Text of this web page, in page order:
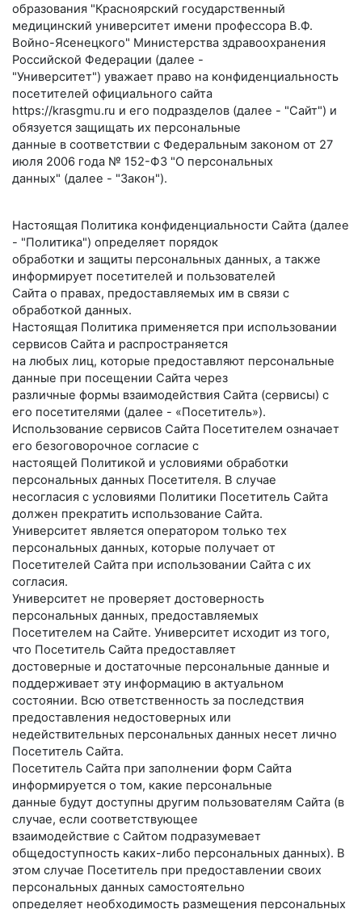
образования "Красноярский государственный
медицинский университет имени профессора В.Ф.
Войно-Ясенецкого" Министерства здравоохранения
Российской Федерации (далее -
"Университет") уважает право на конфиденциальность
посетителей официального сайта
https://krasgmu.ru и его подразделов (далее - "Сайт") и
обязуется защищать их персональные
данные в соответствии с Федеральным законом от 27
июля 2006 года № 152-ФЗ "О персональных
данных" (далее - "Закон").
Настоящая Политика конфиденциальности Сайта (далее
- "Политика") определяет порядок
обработки и защиты персональных данных, а также
информирует посетителей и пользователей
Сайта о правах, предоставляемых им в связи с
обработкой данных.
Настоящая Политика применяется при использовании
сервисов Сайта и распространяется
на любых лиц, которые предоставляют персональные
данные при посещении Сайта через
различные формы взаимодействия Сайта (сервисы) с
его посетителями (далее - «Посетитель»).
Использование сервисов Сайта Посетителем означает
его безоговорочное согласие с
настоящей Политикой и условиями обработки
персональных данных Посетителя. В случае
несогласия с условиями Политики Посетитель Сайта
должен прекратить использование Сайта.
Университет является оператором только тех
персональных данных, которые получает от
Посетителей Сайта при использовании Сайта с их
согласия.
Университет не проверяет достоверность
персональных данных, предоставляемых
Посетителем на Сайте. Университет исходит из того,
что Посетитель Сайта предоставляет
достоверные и достаточные персональные данные и
поддерживает эту информацию в актуальном
состоянии. Всю ответственность за последствия
предоставления недостоверных или
недействительных персональных данных несет лично
Посетитель Сайта.
Посетитель Сайта при заполнении форм Сайта
информируется о том, какие персональные
данные будут доступны другим пользователям Сайта (в
случае, если соответствующее
взаимодействие с Сайтом подразумевает
общедоступность каких-либо персональных данных). В
этом случае Посетитель при предоставлении своих
персональных данных самостоятельно
определяет необходимость размещения персональных